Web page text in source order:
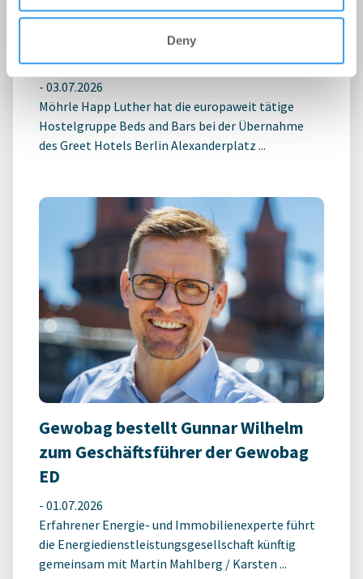
Deny
MÖHRLE HAPP LUTHER berät Beds
and Bars bei Hotelübernahme am
Alexanderplatz
- 03.07.2026
Möhrle Happ Luther hat die europaweit tätige
Hostelgruppe Beds and Bars bei der Übernahme
des Greet Hotels Berlin Alexanderplatz ...
Gewobag bestellt Gunnar Wilhelm
zum Geschäftsführer der Gewobag
ED
- 01.07.2026
Erfahrener Energie- und Immobilienexperte führt
die Energiedienstleistungsgesellschaft künftig
gemeinsam mit Martin Mahlberg / Karsten ...